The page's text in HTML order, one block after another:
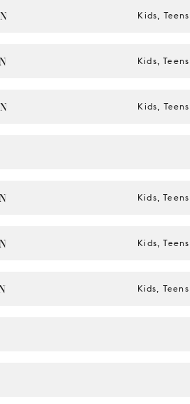
Kids,
Kids,
Kids,
Kids,
Kids,
Kids,